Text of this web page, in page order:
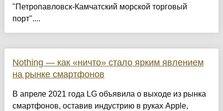
"Петропавловск-Камчатский морской торговый
порт"....
Nothing — как «ничто» стало ярким явлением
на рынке смартфонов
В апреле 2021 года LG объявила о выходе из рынка
смартфонов, оставив индустрию в руках Apple,